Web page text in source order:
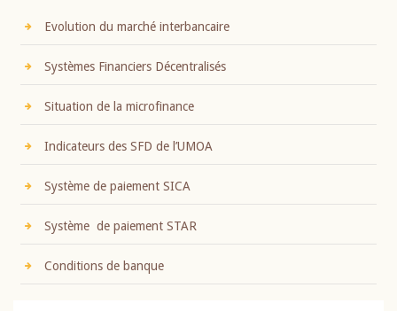
Evolution du marché interbancaire
Systèmes Financiers Décentralisés
Situation de la microfinance
Indicateurs des SFD de l’UMOA
Système de paiement SICA
Système de paiement STAR
Conditions de banque